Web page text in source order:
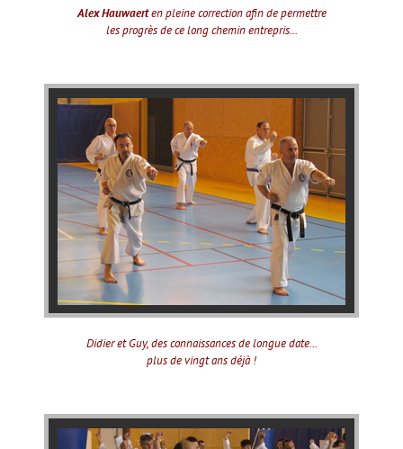
Alex Hauwaerten pleine correction afin de permettre
les progrès de ce long chemin entrepris...
Didier et Guy, des connaissances de longue date…
plus de vingt ans déjà !